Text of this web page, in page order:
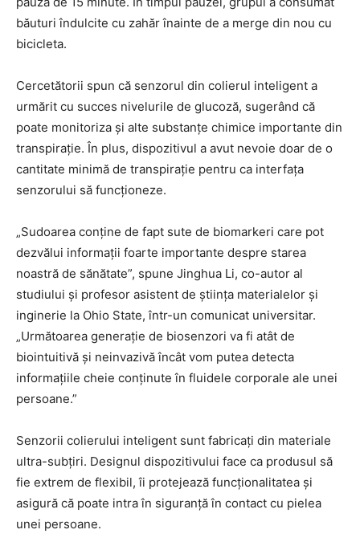
băuturi îndulcite cu zahăr înainte de a merge din nou cu
bicicleta.
Cercetătorii spun că senzorul din colierul inteligent a
urmărit cu succes nivelurile de glucoză, sugerând că
poate monitoriza și alte substanțe chimice importante din
transpirație. În plus, dispozitivul a avut nevoie doar de o
cantitate minimă de transpirație pentru ca interfața
senzorului să funcționeze.
„Sudoarea conține de fapt sute de biomarkeri care pot
dezvălui informații foarte importante despre starea
noastră de sănătate”, spune Jinghua Li, co-autor al
studiului și profesor asistent de știința materialelor și
inginerie la Ohio State, într-un comunicat universitar.
„Următoarea generație de biosenzori va fi atât de
biointuitivă și neinvazivă încât vom putea detecta
informațiile cheie conținute în fluidele corporale ale unei
persoane.”
Senzorii colierului inteligent sunt fabricați din materiale
ultra-subțiri. Designul dispozitivului face ca produsul să
fie extrem de flexibil, îi protejează funcționalitatea și
asigură că poate intra în siguranță în contact cu pielea
unei persoane.